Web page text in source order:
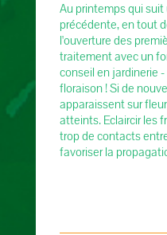
Au printemps qui
précédente, en tout
l'ouverture des
traitement avec un
conseil en jardinerie
floraison ! Si de
apparaissent sur
atteints. Eclaircir les
trop de contacts
favoriser la